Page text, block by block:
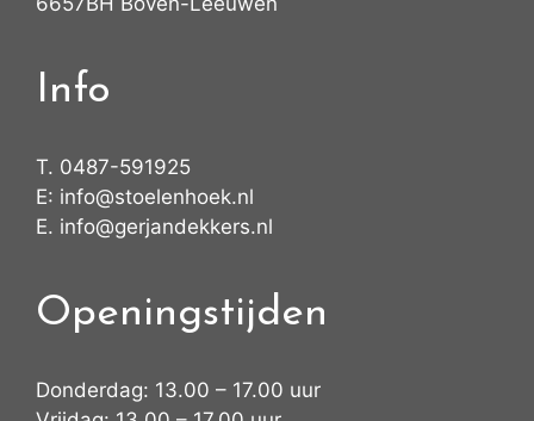
Info
T. 0487-591925
E: info@stoelenhoek.nl
E. info@gerjandekkers.nl
Openingstijden
Donderdag: 13.00 – 17.00 uur